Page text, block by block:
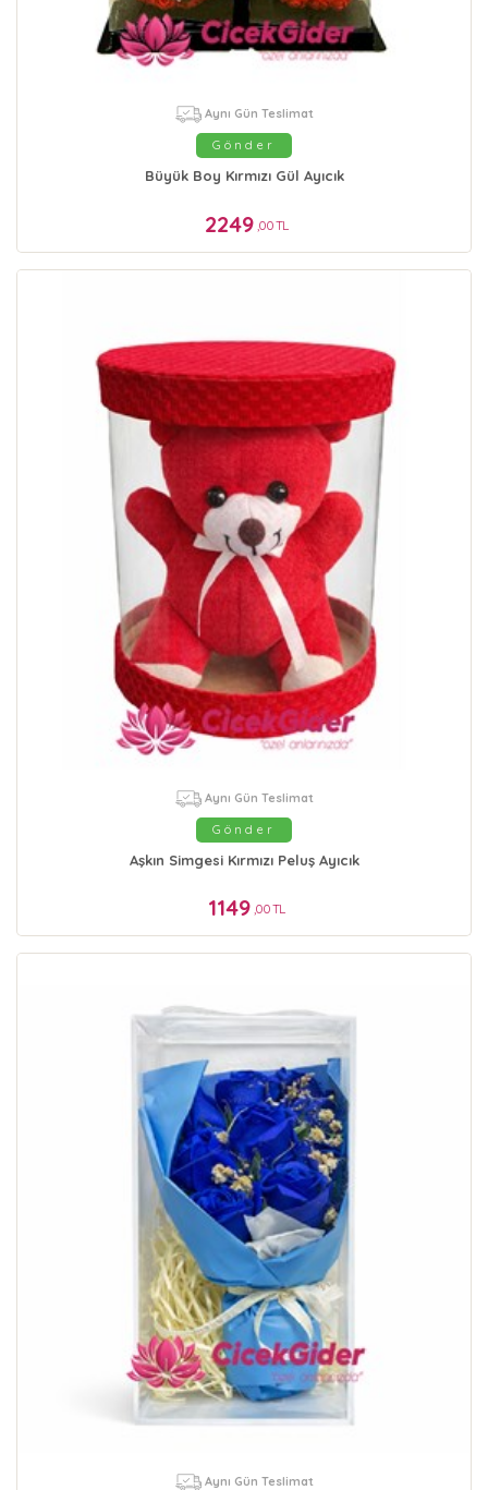
Aynı Gün Teslimat
Gönder
Büyük Boy Kırmızı Gül Ayıcık
2249 ,00 TL
Aynı Gün Teslimat
Gönder
Aşkın Simgesi Kırmızı Peluş Ayıcık
1149 ,00 TL
Aynı Gün Teslimat